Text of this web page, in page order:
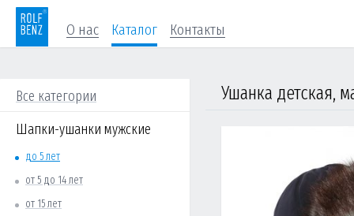
О нас Каталог Контакты
Все категории
Шапки-ушанки мужские
до 5 лет
от 5 до 14 лет
от 15 лет
Ушанка детская,